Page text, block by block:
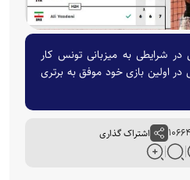
شرایطی به میزبانی تونس کار
در اولین بازی خود موفق به برتری
اشتراک گذاری